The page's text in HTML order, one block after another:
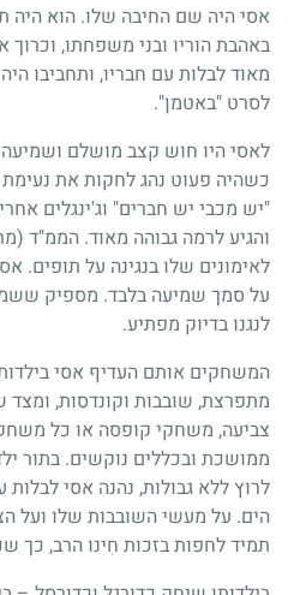
אסי היה שם החיבה שלו. הוא היה
באהבת הוריו ובני משפחתו,
מאוד לבלות עם חבריו, ותחביבו
לסרט "באטמן".
לאסי היו חוש קצב מושלם
כשהיה פעוט נהג לחקות את
"יש מכבי יש חברים" וג'ינגלים
והגיע לרמה גבוהה מאוד. הממ"ד
לאימונים שלו בנגינה על תופים.
על סמך שמיעה בלבד. מספיק
לנגנו בדיוק מפתיע.
המשחקים אותם העדיף אסי
מתפרצת, שובבות וקונדסות,
צביעה, משחקי קופסה או כל
ממושכת ובכללים נוקשים. בתור
לרוץ ללא גבולות, נהנה אסי לבלות
הים. על מעשי השובבות שלו ועל
תמיד לחפות בזכות חִינו הרב, כך